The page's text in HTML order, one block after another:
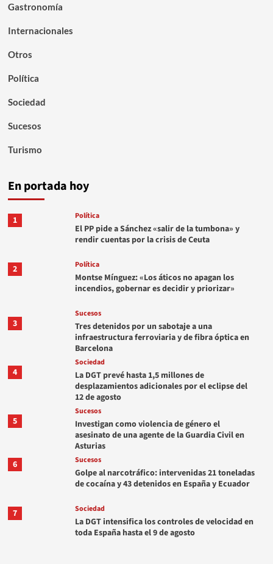
Gastronomía
Internacionales
Otros
Política
Sociedad
Sucesos
Turismo
En portada hoy
1 Política
El PP pide a Sánchez «salir de la tumbona» y
rendir cuentas por la crisis de Ceuta
2 Política
Montse Mínguez: «Los áticos no apagan los
incendios, gobernar es decidir y priorizar»
3
Sucesos
Tres detenidos por un sabotaje a una
infraestructura ferroviaria y de fibra óptica en
Barcelona
4
Sociedad
La DGT prevé hasta 1,5 millones de
desplazamientos adicionales por el eclipse del
12 de agosto
5
Sucesos
Investigan como violencia de género el
asesinato de una agente de la Guardia Civil en
Asturias
6
Sucesos
Golpe al narcotráfico: intervenidas 21 toneladas
de cocaína y 43 detenidos en España y Ecuador
7 Sociedad
La DGT intensifica los controles de velocidad en
toda España hasta el 9 de agosto